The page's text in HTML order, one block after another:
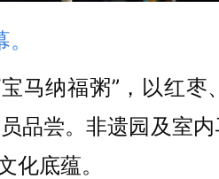
马纳福粥”，以红
品尝。非遗园及室
底蕴。